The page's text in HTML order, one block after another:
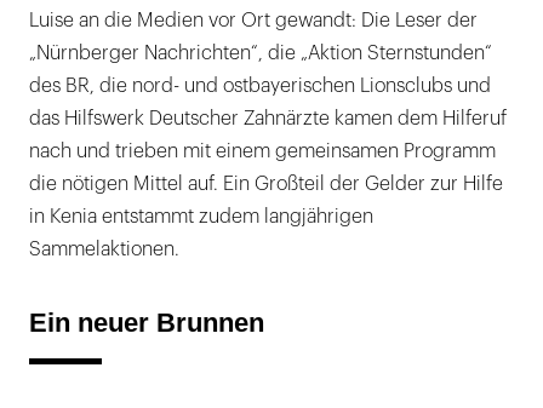
Luise an die Medien vor Ort gewandt: Die Leser der
„Nürnberger Nachrichten“, die „Aktion Sternstunden“
des BR, die nord- und ostbayerischen Lionsclubs und
das Hilfswerk Deutscher Zahnärzte kamen dem Hilferuf
nach und trieben mit einem gemeinsamen Programm
die nötigen Mittel auf. Ein Großteil der Gelder zur Hilfe
in Kenia entstammt zudem langjährigen
Sammelaktionen.
Ein neuer Brunnen